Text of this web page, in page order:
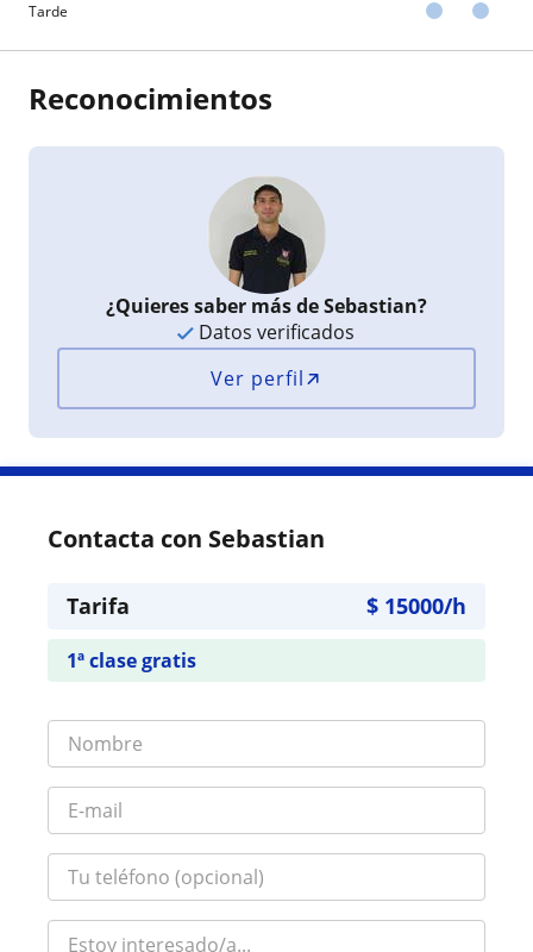
Tarde
Reconocimientos
¿Quieres saber más de Sebastian?
Datos verificados
Ver perfil
Contacta con Sebastian
Tarifa $ 15000/h
1ª clase gratis